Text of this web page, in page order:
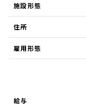
施設形態
住所
雇用形態
給与